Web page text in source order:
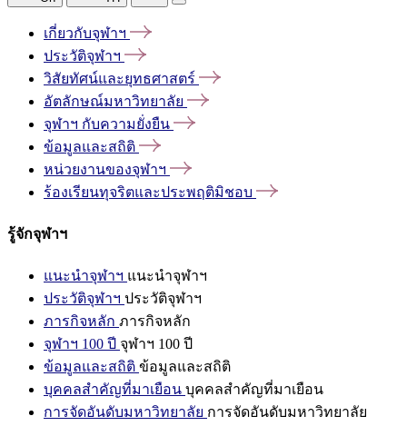
เกี่ยวกับจุฬาฯ
ประวัติจุฬาฯ
วิสัยทัศน์และยุทธศาสตร์
อัตลักษณ์มหาวิทยาลัย
จุฬาฯ กับความยั่งยืน
ข้อมูลและสถิติ
หน่วยงานของจุฬาฯ
ร้องเรียนทุจริตและประพฤติมิชอบ
รู้จักจุฬาฯ
แนะนำจุฬาฯ แนะนำจุฬาฯ
ประวัติจุฬาฯ ประวัติจุฬาฯ
ภารกิจหลัก ภารกิจหลัก
จุฬาฯ 100 ปี จุฬาฯ 100 ปี
ข้อมูลและสถิติ ข้อมูลและสถิติ
บุคคลสำคัญที่มาเยือน บุคคลสำคัญที่มาเยือน
การจัดอันดับมหาวิทยาลัย การจัดอันดับมหาวิทยาลัย